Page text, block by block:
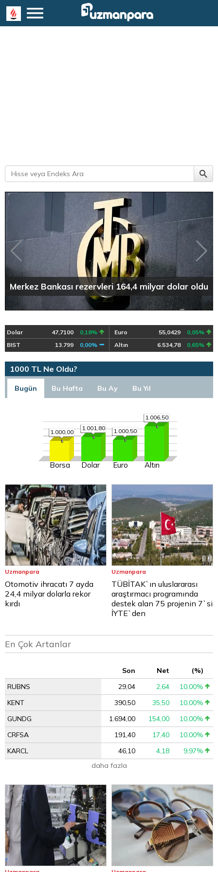
Merkez Bankası rezervleri 164,4 milyar dolar oldu
Dolar 47,7100 0,18% Euro 55,0429
0,05%
BIST
13.799 0,00% Altın 6.534,78 0,65%
1000 TL Ne Oldu?
Bugün Bu Hafta Bu Ay Bu Yıl
1.000,00
Borsa
1.001,80
Dolar
1.000,50
Euro
1.006,50
Altın
Uzmanpara
Otomotiv ihracatı 7 ayda
24,4 milyar dolarla rekor
kırdı
Uzmanpara
TÜBİTAK`ın uluslararası
araştırmacı programında
destek alan 75 projenin 7`si
İYTE`den
En Çok Artanlar
Son Net
(%)
RUBNS
29,04 2,64
10,00%
KENT
390,50 35,50
10,00%
GUNDG
1.694,00 154,00
10,00%
CRFSA
191,40 17,40
10,00%
KARCL
46,10 4,18
9,97%
daha fazla